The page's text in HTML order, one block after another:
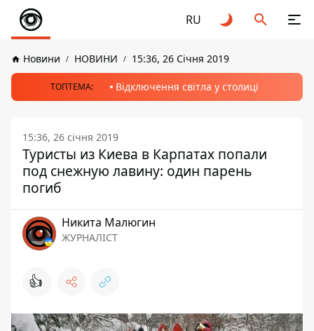
RU
Новини НОВИНИ 15:36, 26 Січня 2019
ТОПТЕМА: Відключення світла у столиці
15:36, 26 січня 2019
Туристы из Киева в Карпатах попали
под снежную лавину: один парень
погиб
Никита Малюгин
ЖУРНАЛІСТ
👍